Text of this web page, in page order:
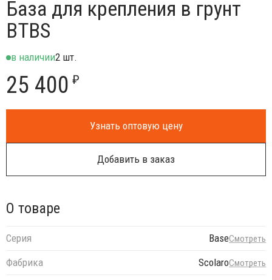
База для крепления в грунт
BTBS
в наличии2 шт.
25 400 ₽
Узнать оптовую цену
Добавить в заказ
О товаре
Серия BaseСмотреть
Фабрика ScolaroСмотреть